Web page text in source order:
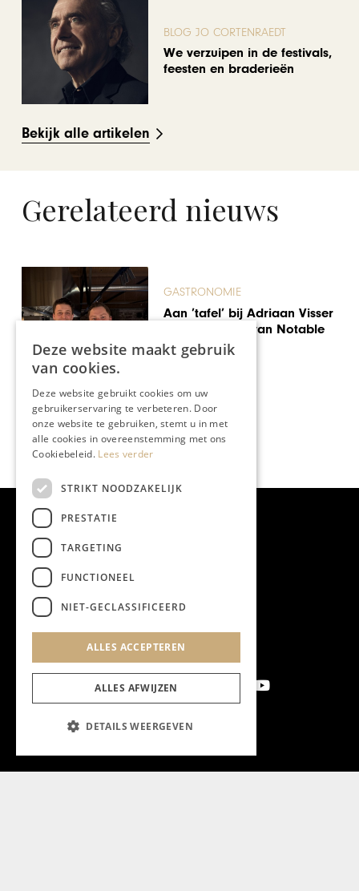
BLOG JO CORTENRAEDT
We verzuipen in de festivals,
feesten en braderieën
Bekijk alle artikelen
Gerelateerd nieuws
GASTRONOMIE
Aan ’tafel’ bij Adriaan Visser
en Vital Awick van Notable
in Echt
Deze website maakt gebruik
van cookies.
Deze website gebruikt cookies om uw
gebruikerservaring te verbeteren. Door
onze website te gebruiken, stemt u in met
alle cookies in overeenstemming met ons
Cookiebeleid. Lees verder
STRIKT NOODZAKELIJK
PRESTATIE
TARGETING
FUNCTIONEEL
NIET-GECLASSIFICEERD
ALLES ACCEPTEREN
ALLES AFWIJZEN
DETAILS WEERGEVEN